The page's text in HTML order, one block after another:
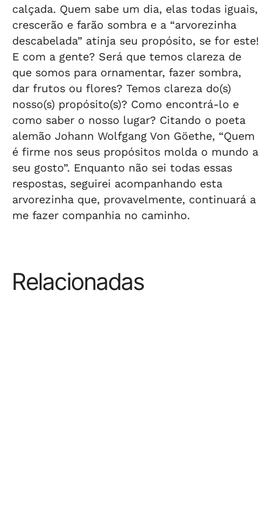
calçada. Quem sabe um dia, elas todas iguais,
crescerão e farão sombra e a “arvorezinha
descabelada” atinja seu propósito, se for este!
E com a gente? Será que temos clareza de
que somos para ornamentar, fazer sombra,
dar frutos ou flores? Temos clareza do(s)
nosso(s) propósito(s)? Como encontrá-lo e
como saber o nosso lugar? Citando o poeta
alemão Johann Wolfgang Von Göethe, “Quem
é firme nos seus propósitos molda o mundo a
seu gosto”. Enquanto não sei todas essas
respostas, seguirei acompanhando esta
arvorezinha que, provavelmente, continuará a
me fazer companhia no caminho.
Relacionadas